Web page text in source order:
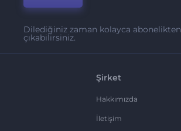
Dilediğiniz zaman kolayca abonelikten
çıkabilirsiniz.
Şirket
Hakkımızda
İletişim